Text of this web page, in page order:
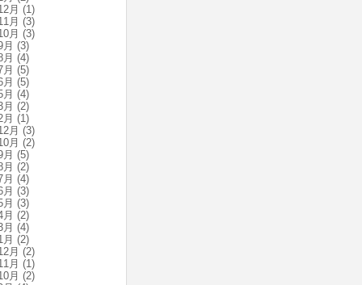
月 (1)
月 (3)
月 (3)
(3)
(4)
(5)
(5)
(4)
(2)
(1)
月 (3)
月 (2)
(5)
(2)
(4)
(3)
(3)
(2)
(4)
(2)
月 (2)
月 (1)
月 (2)